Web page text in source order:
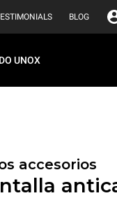
BLOG
UNOX
accesorios